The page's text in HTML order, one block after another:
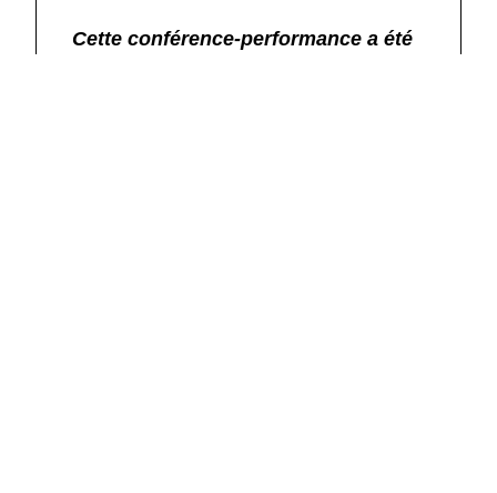
Cette conférence-performance a été